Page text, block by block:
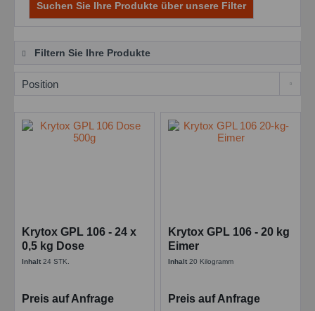
Suchen Sie Ihre Produkte über unsere Filter
Filtern Sie Ihre Produkte
Krytox GPL 106 - 24 x
0,5 kg Dose
Inhalt24 STK.
Preis auf Anfrage
Krytox GPL 106 - 20 kg
Eimer
Inhalt20 Kilogramm
Preis auf Anfrage